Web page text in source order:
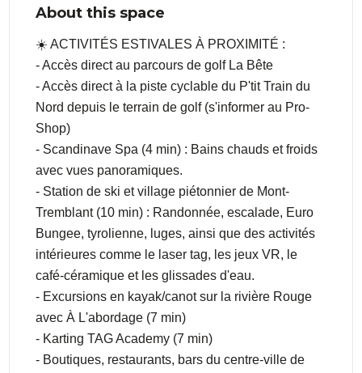
About this space
☀️ ACTIVITÉS ESTIVALES À PROXIMITÉ :
- Accès direct au parcours de golf La Bête
- Accès direct à la piste cyclable du P'tit Train du
Nord depuis le terrain de golf (s'informer au Pro-
Shop)
- Scandinave Spa (4 min) : Bains chauds et froids
avec vues panoramiques.
- Station de ski et village piétonnier de Mont-
Tremblant (10 min) : Randonnée, escalade, Euro
Bungee, tyrolienne, luges, ainsi que des activités
intérieures comme le laser tag, les jeux VR, le
café-céramique et les glissades d'eau.
- Excursions en kayak/canot sur la rivière Rouge
avec À L'abordage (7 min)
- Karting TAG Academy (7 min)
- Boutiques, restaurants, bars du centre-ville de